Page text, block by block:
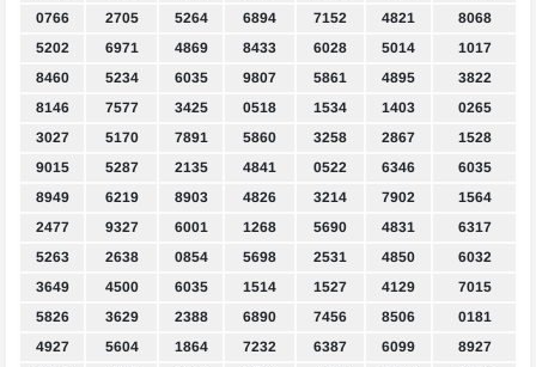
0766
2705 5264 6894 7152 4821
8068
5202
6971 4869 8433 6028 5014
1017
8460
5234 6035 9807 5861 4895
3822
8146
7577 3425 0518 1534 1403
0265
3027
5170 7891 5860 3258 2867
1528
9015
5287 2135 4841 0522 6346
6035
8949
6219 8903 4826 3214 7902
1564
2477
9327 6001 1268 5690 4831
6317
5263
2638 0854 5698 2531 4850
6032
3649
4500 6035 1514 1527 4129
7015
5826
3629 2388 6890 7456 8506
0181
4927
5604 1864 7232 6387 6099
8927